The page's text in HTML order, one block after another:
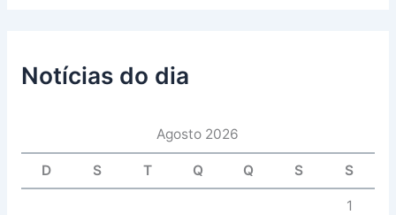
Notícias do dia
Agosto 2026
D S T Q Q S S
1